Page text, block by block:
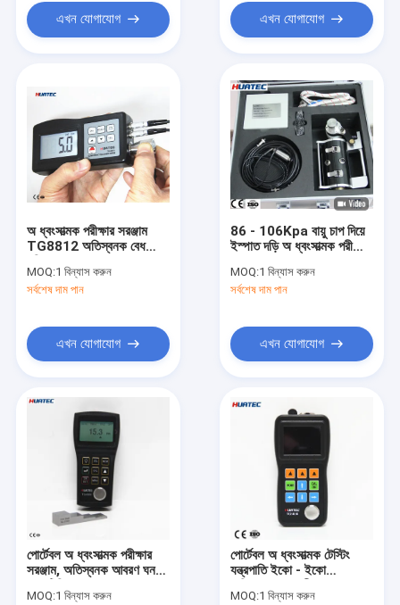
এখন যোগাযোগ এখন যোগাযোগ
অ ধ্বংসাত্মক পরীক্ষার সরঞ্জাম
TG8812 অতিস্বনক বেধ
MOQ:1 বিন্যাস করুন
সর্বশেষ দাম পান
এখন যোগাযোগ
86 - 106Kpa বায়ু চাপ দিয়ে
ইস্পাত দড়ি অ ধ্বংসাত্মক পরীক্ষার
MOQ:1 বিন্যাস করুন
সর্বশেষ দাম পান
এখন যোগাযোগ
পোর্টেবল অ ধ্বংসাত্মক পরীক্ষার
সরঞ্জাম, অতিস্বনক আবরণ ঘনত্ব
MOQ:1 বিন্যাস করুন
পোর্টেবল অ ধ্বংসাত্মক টেস্টিং
যন্ত্রপাতি ইকো - ইকো
MOQ:1 বিন্যাস করুন